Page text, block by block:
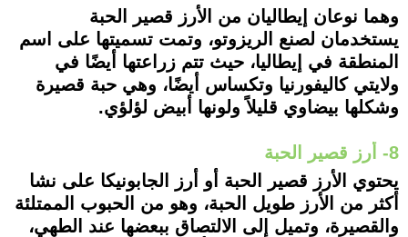
وهما نوعان إيطاليان من الأرز قصير الحبة
يستخدمان لصنع الريزوتو، وتمت تسميتها على اسم
المنطقة في إيطاليا، حيث تتم زراعتها أيضًا في
ولايتي كاليفورنيا وتكساس أيضًا، وهي حبة قصيرة
وشكلها بيضاوي قليلاً ولونها أبيض لؤلؤي.
8- أرز قصير الحبة
يحتوي الأرز قصير الحبة أو أرز الجابونيكا على نشا
أكثر من الأرز طويل الحبة، وهو من الحبوب الممتلئة
والقصيرة، وتميل إلى الالتصاق ببعضها عند الطهي،